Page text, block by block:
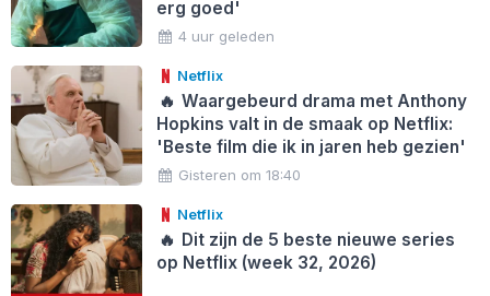
erg goed'
4 uur geleden
Netflix
🔥 Waargebeurd drama met Anthony
Hopkins valt in de smaak op Netflix:
'Beste film die ik in jaren heb gezien'
Gisteren om 18:40
Netflix
🔥 Dit zijn de 5 beste nieuwe series
op Netflix (week 32, 2026)